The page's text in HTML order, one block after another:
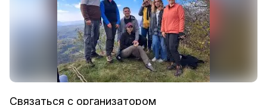
Связаться с организатором